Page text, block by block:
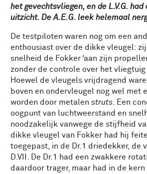
het gevechtsvliegen, en de L.V.G.
uitzicht. De A.E.G. leek helemaal
De testpiloten waren nog om een
enthousiast over de dikke vleugel:
snelheid de Fokker ‘aan zijn
zonder de controle over het vliegtuig
Hoewel de vleugels vrijdragend
boven en ondervleugel nog wel met
worden door metalen struts . Een
oogpunt van luchtweerstand en
noodzakelijk vanwege de stijfheid
dikke vleugel van Fokker had hij
toegepast, in de Dr.1 driedekker, de
D.VII. De Dr.1 had een zwakkere
daardoor trager, maar had in de